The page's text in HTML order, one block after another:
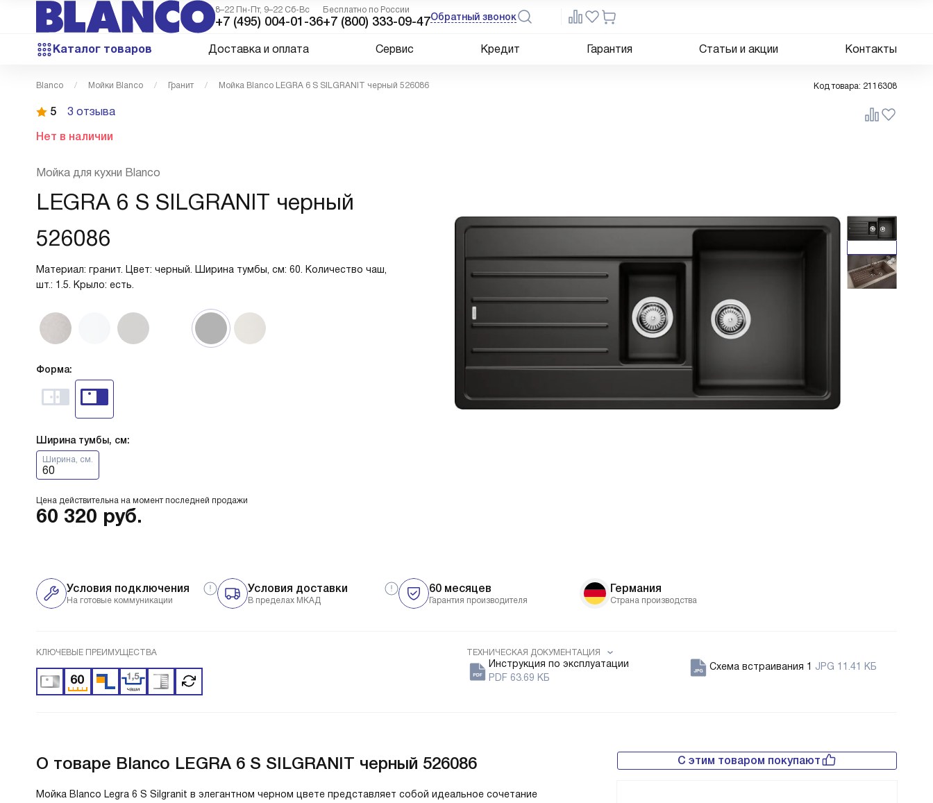
8–22 Пн-Пт, 9–22 Сб-Вс
+7 (495) 004-01-36
Бесплатно по России
+7 (800) 333-09-47Обратный звонок
Каталог товаров Доставка и оплата Сервис Кредит Гарантия Статьи и акции Контакты
Blanco Мойки Blanco Гранит Мойка Blanco LEGRA 6 S SILGRANIT черный 526086 Код товара: 2116308
5 3 отзыва
Нет в наличии
Мойка для кухни Blanco
LEGRA 6 S SILGRANIT черный
526086
Материал: гранит. Цвет: черный. Ширина тумбы, см: 60. Количество чаш,
шт.: 1.5. Крыло: есть.
Форма:
Ширина тумбы, см:
Ширина, см.
60
Цена действительна на момент последней продажи
60 320 руб.
Условия доставки
В пределах МКАД
60 месяцев
Гарантия производителя
Условия подключения
На готовые коммуникации
Германия
Страна производства
КЛЮЧЕВЫЕ ПРЕИМУЩЕСТВА ТЕХНИЧЕСКАЯ ДОКУМЕНТАЦИЯ
Инструкция по эксплуатации
PDF 63.69 КБ
Схема встраивания 1 JPG 11.41 КБ
С этим товаром покупают
О товаре Blanco LEGRA 6 S SILGRANIT черный 526086
Мойка Blanco Legra 6 S Silgranit в элегантном черном цвете представляет собой идеальное сочетание